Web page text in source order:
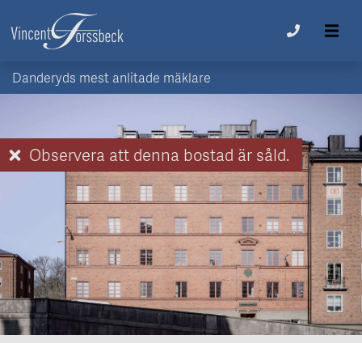
Danderyds mest anlitade mäklare
Observera att denna bostad är såld.